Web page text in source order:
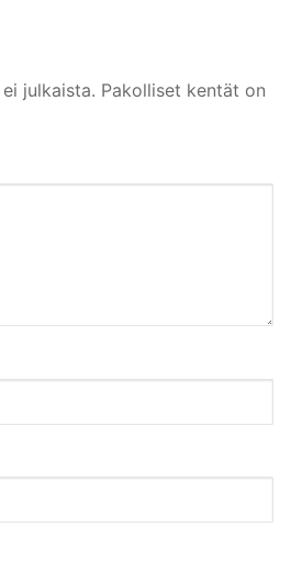
julkaista. Pakolliset kentät on